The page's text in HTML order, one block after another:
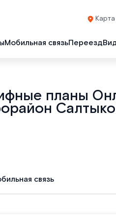
Мобильная связьПереезд
планы
связь